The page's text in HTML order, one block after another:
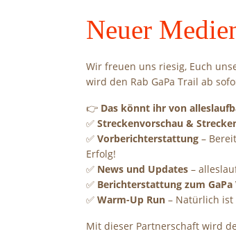
Neuer
Wir freuen uns riesig, Euch
wird den Rab GaPa Trail ab
👉 Das könnt ihr von
✅ Streckenvorschau &
✅ Vorberichterstattung –
Erfolg!
✅ News und Updates –
✅ Berichterstattung zum GaPa
✅ Warm-Up Run – Natürlich ist
Mit dieser Partnerschaft wird